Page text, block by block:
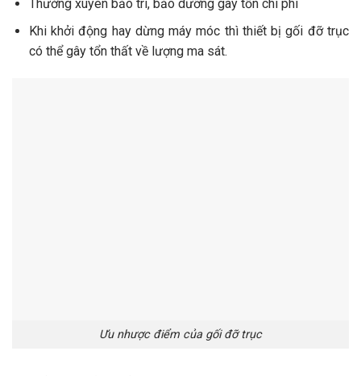
Thường xuyên bảo trì, bảo dưỡng gây tốn chi phí
Khi khởi động hay dừng máy móc thì thiết bị gối đỡ trục
có thể gây tổn thất về lượng ma sát.
Ưu nhược điểm của gối đỡ trục